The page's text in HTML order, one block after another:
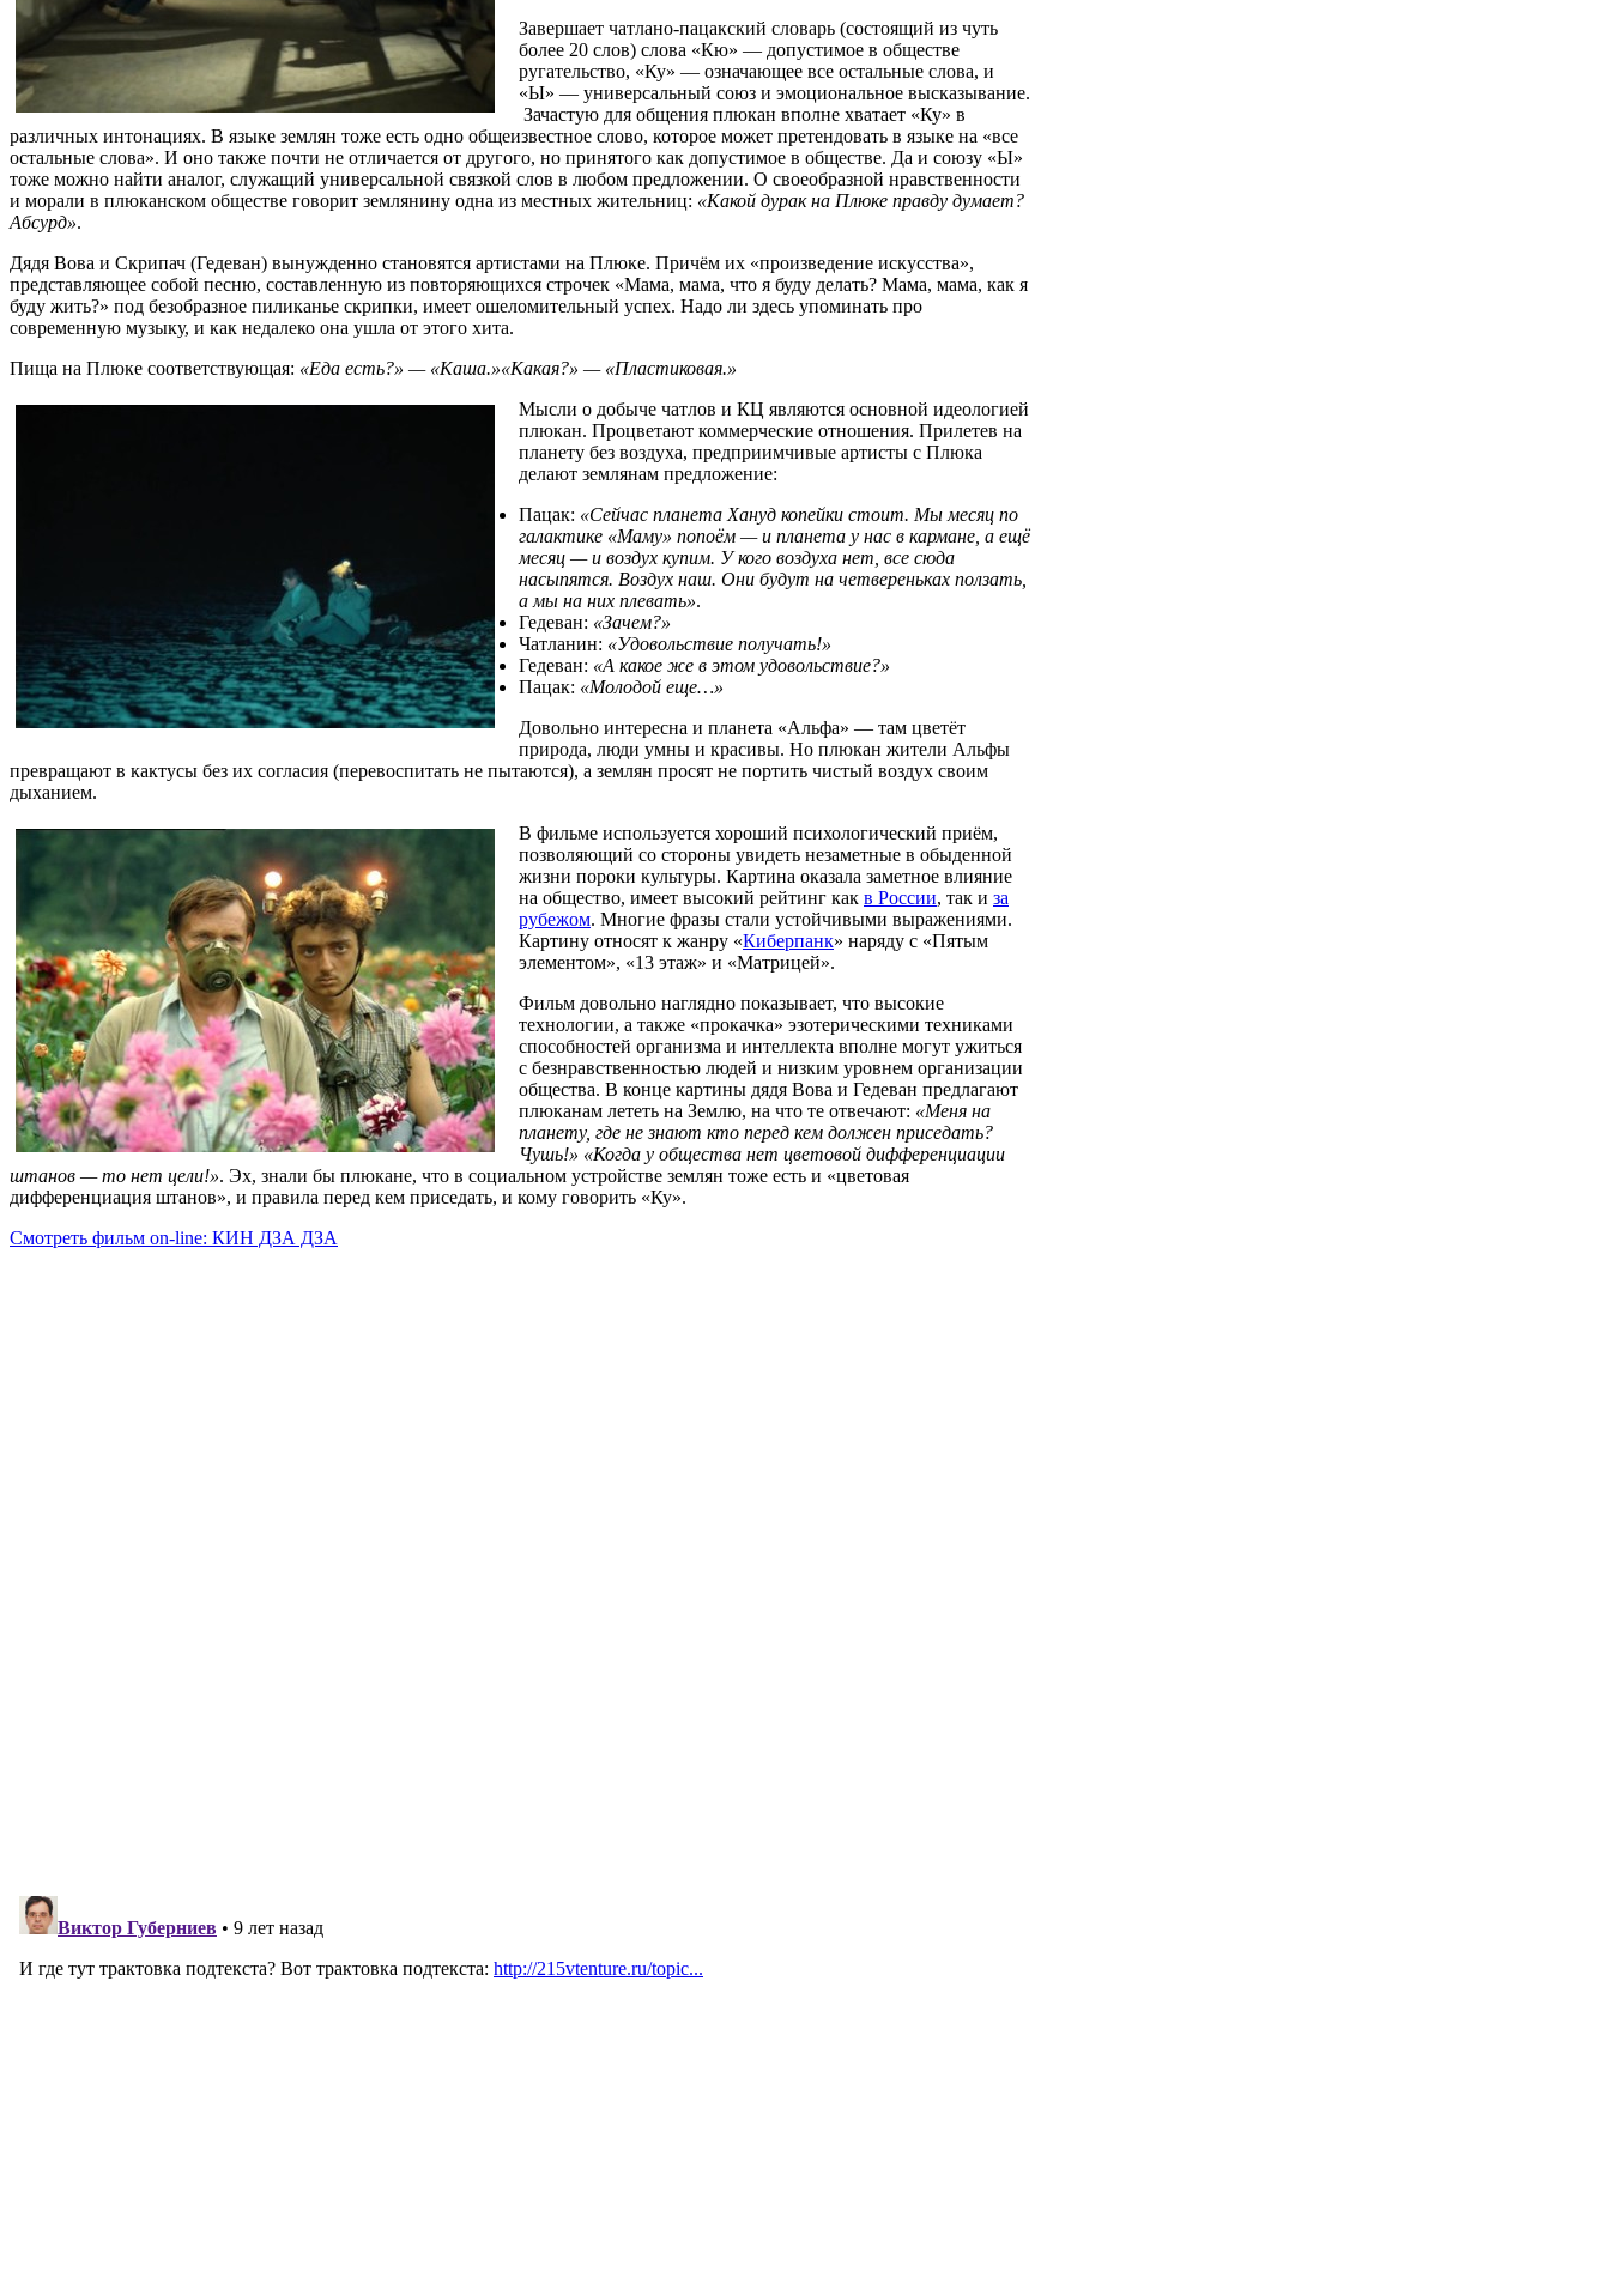
Завершает чатлано-пацакский словарь (состоящий из чуть
более 20 слов) слова «Кю» — допустимое в обществе
ругательство, «Ку» — означающее все остальные слова, и
«Ы» — универсальный союз и эмоциональное высказывание.
Зачастую для общения плюкан вполне хватает «Ку» в
различных интонациях. В языке землян тоже есть одно общеизвестное слово, которое может претендовать в языке на «все
остальные слова». И оно также почти не отличается от другого, но принятого как допустимое в обществе. Да и союзу «Ы»
тоже можно найти аналог, служащий универсальной связкой слов в любом предложении. О своеобразной нравственности
и морали в плюканском обществе говорит землянину одна из местных жительниц: «Какой дурак на Плюке правду думает?
Абсурд».
Дядя Вова и Скрипач (Гедеван) вынужденно становятся артистами на Плюке. Причём их «произведение искусства»,
представляющее собой песню, составленную из повторяющихся строчек «Мама, мама, что я буду делать? Мама, мама, как я
буду жить?» под безобразное пиликанье скрипки, имеет ошеломительный успех. Надо ли здесь упоминать про
современную музыку, и как недалеко она ушла от этого хита.
Пища на Плюке соответствующая: «Еда есть?» — «Каша.»«Какая?» — «Пластиковая.»
Мысли о добыче чатлов и КЦ являются основной идеологией
плюкан. Процветают коммерческие отношения. Прилетев на
планету без воздуха, предприимчивые артисты с Плюка
делают землянам предложение:
Пацак: «Сейчас планета Хануд копейки стоит. Мы месяц по
галактике «Маму» попоём — и планета у нас в кармане, а ещё
месяц — и воздух купим. У кого воздуха нет, все сюда
насыпятся. Воздух наш. Они будут на четвереньках ползать,
а мы на них плевать».
Гедеван: «Зачем?»
Чатланин: «Удовольствие получать!»
Гедеван: «А какое же в этом удовольствие?»
Пацак: «Молодой еще…»
Довольно интересна и планета «Альфа» — там цветёт
природа, люди умны и красивы. Но плюкан жители Альфы
превращают в кактусы без их согласия (перевоспитать не пытаются), а землян просят не портить чистый воздух своим
дыханием.
В фильме используется хороший психологический приём,
позволяющий со стороны увидеть незаметные в обыденной
жизни пороки культуры. Картина оказала заметное влияние
на общество, имеет высокий рейтинг как в России, так и за
рубежом. Многие фразы стали устойчивыми выражениями.
Картину относят к жанру «Киберпанк» наряду с «Пятым
элементом», «13 этаж» и «Матрицей».
Фильм довольно наглядно показывает, что высокие
технологии, а также «прокачка» эзотерическими техниками
способностей организма и интеллекта вполне могут ужиться
с безнравственностью людей и низким уровнем организации
общества. В конце картины дядя Вова и Гедеван предлагают
плюканам лететь на Землю, на что те отвечают: «Меня на
планету, где не знают кто перед кем должен приседать?
Чушь!» «Когда у общества нет цветовой дифференциации
штанов — то нет цели!». Эх, знали бы плюкане, что в социальном устройстве землян тоже есть и «цветовая
дифференциация штанов», и правила перед кем приседать, и кому говорить «Ку».
Смотреть фильм on-line: КИН ДЗА ДЗА